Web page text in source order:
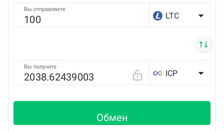
Вы отправляете
LTC
Вы получите
ICP
Обмен